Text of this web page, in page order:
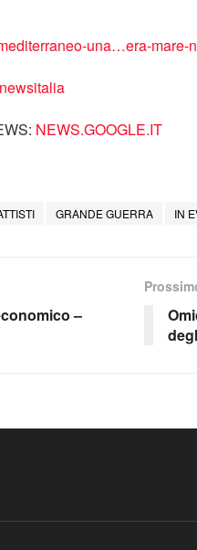
una…era-mare-
NEWS.GOOGLE.IT
GRANDE GUERRA IN
–